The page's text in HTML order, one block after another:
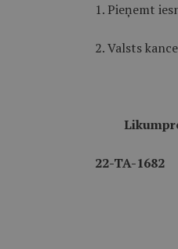
1. Pieņemt
2. Valsts
22-TA-1682